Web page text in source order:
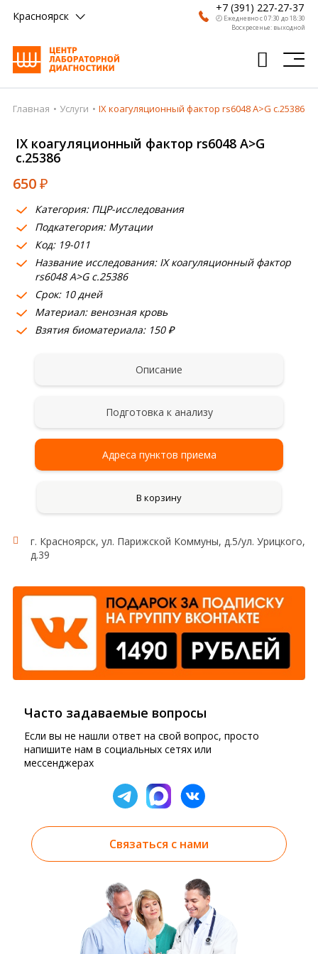
Красноярск
+7 (391) 227-27-37
🕗 Ежедневно с 07:30 до 18:30
Воскресенье: выходной
Главная
Анализы
Получить результат
Пациентам
О компании
Где сдать
Партнерам
Главная Услуги IX коагуляционный фактор rs6048 A>G c.25386
IX коагуляционный фактор rs6048 A>G
c.25386
650₽
Категория: ПЦР-исследования
Подкатегория: Мутации
Код: 19-011
Название исследования: IX коагуляционный фактор
rs6048 A>G c.25386
Срок: 10 дней
Материал: венозная кровь
Взятия биоматериала: 150 ₽
Описание
Подготовка к анализу
Адреса пунктов приема
В корзину
г. Красноярск, ул. Парижской Коммуны, д.5/ул. Урицкого,
д.39
Часто задаваемые вопросы
Если вы не нашли ответ на свой вопрос, просто
напишите нам в социальных сетях или
мессенджерах
Связаться с нами